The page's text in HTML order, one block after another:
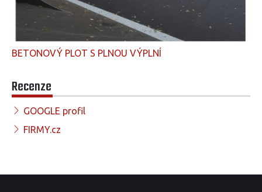
BETONOVÝ PLOT S PLNOU VÝPLNÍ
Recenze
GOOGLE profil
FIRMY.cz